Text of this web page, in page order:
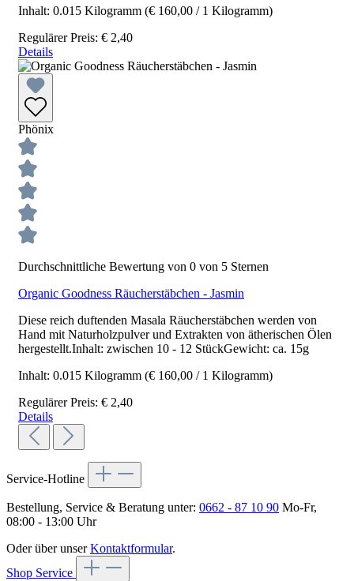
Inhalt: 0.015 Kilogramm (€ 160,00 / 1 Kilogramm)
Regulärer Preis: € 2,40
Details
Phönix
Durchschnittliche Bewertung von 0 von 5 Sternen
Organic Goodness Räucherstäbchen - Jasmin
Diese reich duftenden Masala Räucherstäbchen werden von
Hand mit Naturholzpulver und Extrakten von ätherischen Ölen
hergestellt.Inhalt: zwischen 10 - 12 StückGewicht: ca. 15g
Inhalt: 0.015 Kilogramm (€ 160,00 / 1 Kilogramm)
Regulärer Preis: € 2,40
Details
Service-Hotline
Bestellung, Service & Beratung unter: 0662 - 87 10 90 Mo-Fr,
08:00 - 13:00 Uhr
Oder über unserKontaktformular.
Shop Service